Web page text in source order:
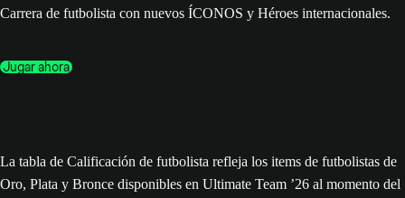
Carrera de futbolista con nuevos ÍCONOS y Héroes internacionales.
Jugar ahora
La tabla de Calificación de futbolista refleja los items de futbolistas de
Oro, Plata y Bronce disponibles en Ultimate Team ’26 al momento del